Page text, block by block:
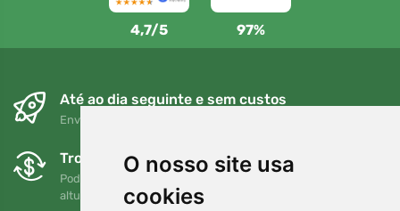
O nosso site usa
cookies
4,7/5 97%
Até ao dia seguinte e sem custos
Envio gratuito para encomendas superiores a 80 EUR
Trocas e devoluções gratuitas
Pode devolver ou trocar a sua encomenda em qualquer
altura no prazo de 90 dias